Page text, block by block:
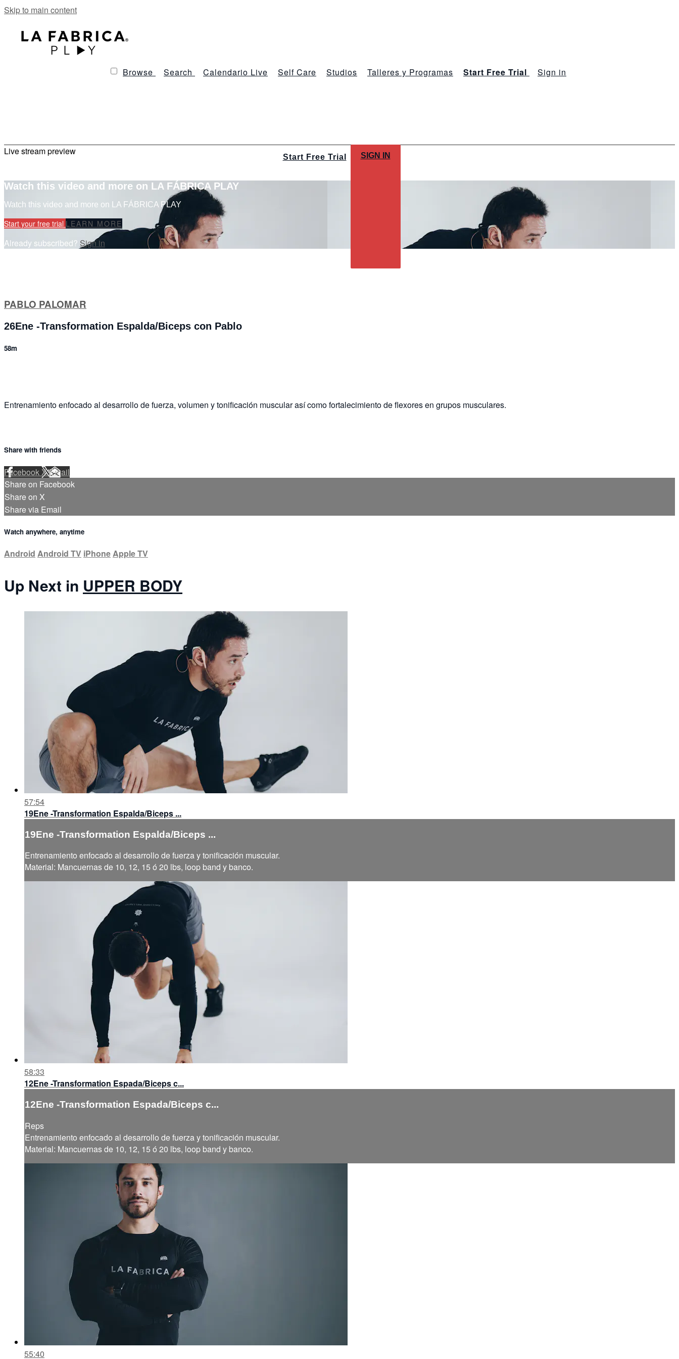
Skip to main content
Browse Search Calendario Live Self Care Studios Talleres y Programas Start Free Trial Sign in
Start Free Trial SIGN IN
Live stream preview
Watch this video and more on LA FÁBRICA PLAY
Watch this video and more on LA FÁBRICA PLAY
Start your free trial LEARN MORE
Already subscribed? Sign in
PABLO PALOMAR
26Ene -Transformation Espalda/Biceps con Pablo
58m
Entrenamiento enfocado al desarrollo de fuerza, volumen y tonificación muscular así como fortalecimiento de flexores en grupos musculares.
Share with friends
FacebookXEmail
Share on Facebook
Share on X
Share via Email
Watch anywhere, anytime
Android Android TV iPhoneApple TV
Up Next in UPPER BODY
57:54
19Ene -Transformation Espalda/Biceps ...
19Ene -Transformation Espalda/Biceps ...
Entrenamiento enfocado al desarrollo de fuerza y tonificación muscular.
Material: Mancuernas de 10, 12, 15 ó 20 lbs, loop band y banco.
58:33
12Ene -Transformation Espada/Biceps c...
12Ene -Transformation Espada/Biceps c...
Reps
Entrenamiento enfocado al desarrollo de fuerza y tonificación muscular.
Material: Mancuernas de 10, 12, 15 ó 20 lbs, loop band y banco.
55:40